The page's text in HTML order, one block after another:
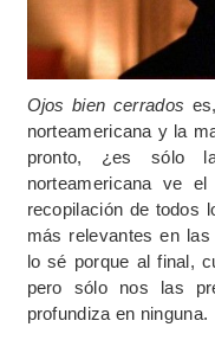
Ojos bien cerrados
norteamericana y la
pronto, ¿es sólo
norteamericana ve
recopilación de todos
más relevantes en
lo sé porque al final,
pero sólo nos las
profundiza en ninguna.